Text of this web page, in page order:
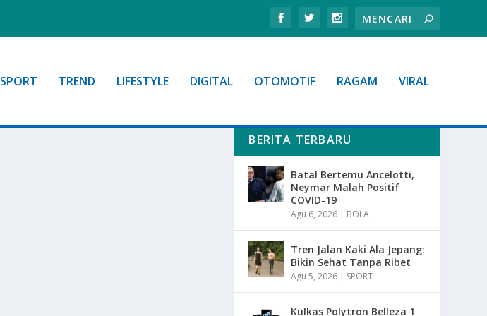
SPORT TREND LIFESTYLE DIGITAL OTOMOTIF RAGAM VIRAL
BERITA TERBARU
Batal Bertemu Ancelotti,
Neymar Malah Positif
COVID-19
Agu 6, 2026 | BOLA
Tren Jalan Kaki Ala Jepang:
Bikin Sehat Tanpa Ribet
Agu 5, 2026 | SPORT
Kulkas Polytron Belleza 1